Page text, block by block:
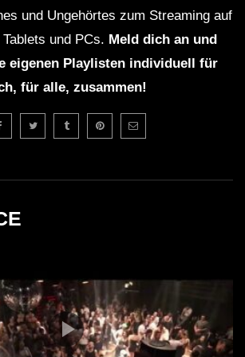
Erfolgen anzuknüpfen, bleibt
sich auf jeden Fall, R3ckzet und
im Auge zu behalten, denn
Hop-Genre nachhaltig
und Ungehörtes zum Streaming auf
und PCs. Meld dich an und
eigenen Playlisten individuell für
für alle, zusammen!